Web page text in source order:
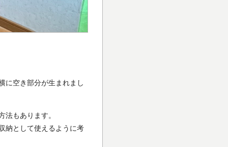
に空き部分が生まれまし
もあります。
納として使えるように考